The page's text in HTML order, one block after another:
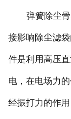
弹簧除尘
接影响除尘滤
件是利用高压
电，在电场力
经振打力的作